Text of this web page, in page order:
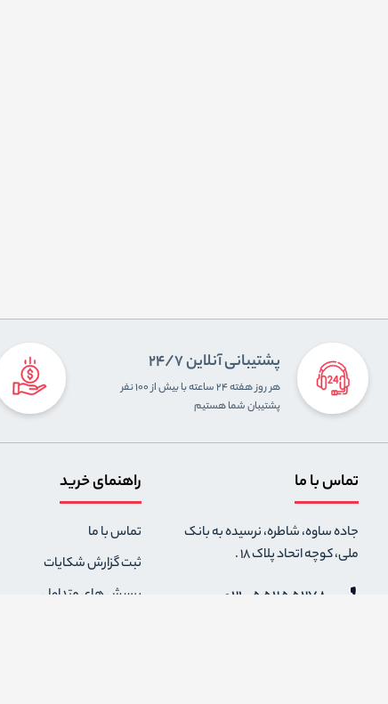
پشتیبانی آنلاین 24/7
هر روز هفته ۲۴ ساعته با بیش از ۱۰۰ نفر
پشتیبان شما هستیم
تماس با ما
جاده ساوه، شاطره، نرسیده به بانک
ملی، کوچه اتحاد پلاک 18 .
021-55255278
راهنمای خرید
تماس با ما
ثبت گزارش شکایات
پرسش های متداول